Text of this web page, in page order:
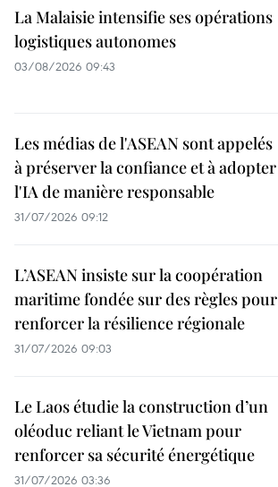
La Malaisie intensifie ses opérations
logistiques autonomes
03/08/2026 09:43
Les médias de l'ASEAN sont appelés
à préserver la confiance et à adopter
l'IA de manière responsable
31/07/2026 09:12
L’ASEAN insiste sur la coopération
maritime fondée sur des règles pour
renforcer la résilience régionale
31/07/2026 09:03
Le Laos étudie la construction d’un
oléoduc reliant le Vietnam pour
renforcer sa sécurité énergétique
31/07/2026 03:36